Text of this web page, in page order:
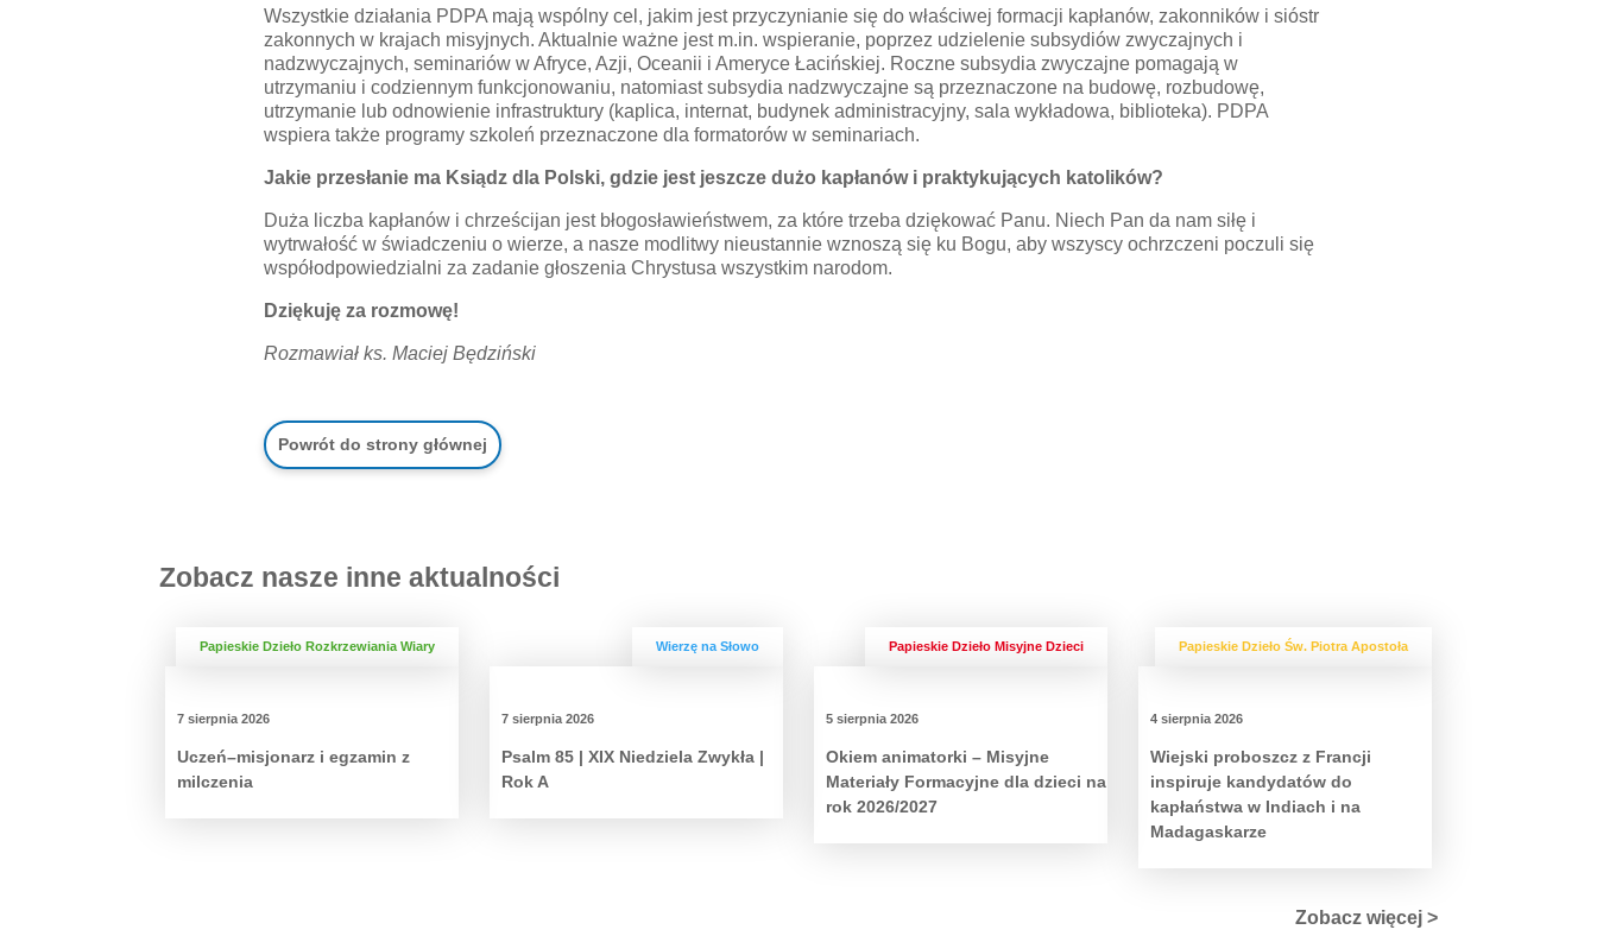
Wszystkie działania PDPA mają wspólny cel, jakim jest przyczynianie się do właściwej formacji kapłanów, zakonników i sióstr
zakonnych w krajach misyjnych. Aktualnie ważne jest m.in. wspieranie, poprzez udzielenie subsydiów zwyczajnych i
nadzwyczajnych, seminariów w Afryce, Azji, Oceanii i Ameryce Łacińskiej. Roczne subsydia zwyczajne pomagają w
utrzymaniu i codziennym funkcjonowaniu, natomiast subsydia nadzwyczajne są przeznaczone na budowę, rozbudowę,
utrzymanie lub odnowienie infrastruktury (kaplica, internat, budynek administracyjny, sala wykładowa, biblioteka). PDPA
wspiera także programy szkoleń przeznaczone dla formatorów w seminariach.
Jakie przesłanie ma Ksiądz dla Polski, gdzie jest jeszcze dużo kapłanów i praktykujących katolików?
Duża liczba kapłanów i chrześcijan jest błogosławieństwem, za które trzeba dziękować Panu. Niech Pan da nam siłę i
wytrwałość w świadczeniu o wierze, a nasze modlitwy nieustannie wznoszą się ku Bogu, aby wszyscy ochrzczeni poczuli się
współodpowiedzialni za zadanie głoszenia Chrystusa wszystkim narodom.
Dziękuję za rozmowę!
Rozmawiał ks. Maciej Będziński
Powrót do strony głównej
Zobacz nasze inne aktualności
Papieskie Dzieło Rozkrzewiania Wiary
7 sierpnia 2026
Uczeń–misjonarz i egzamin z
milczenia
Wierzę na Słowo
7 sierpnia 2026
Psalm 85 | XIX Niedziela Zwykła |
Rok A
Papieskie Dzieło Misyjne Dzieci
5 sierpnia 2026
Okiem animatorki – Misyjne
Materiały Formacyjne dla dzieci na
rok 2026/2027
Papieskie Dzieło Św. Piotra Apostoła
4 sierpnia 2026
Wiejski proboszcz z Francji
inspiruje kandydatów do
kapłaństwa w Indiach i na
Madagaskarze
Zobacz więcej >